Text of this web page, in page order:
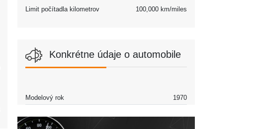
Limit počítadla kilometrov 100,000 km/miles
Konkrétne údaje o automobile
Modelový rok 1970